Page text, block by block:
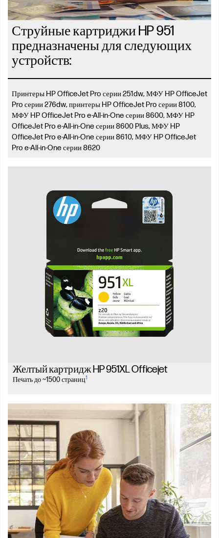
Струйные картриджи HP 951
предназначены для следующих
устройств:
Принтеры HP OfficeJet Pro серии 251dw, МФУ HP OfficeJet
Pro серии 276dw, принтеры HP OfficeJet Pro серии 8100,
МФУ HP OfficeJet Pro e-All-in-One серии 8600, МФУ HP
OfficeJet Pro e-All-in-One серии 8600 Plus, МФУ HP
OfficeJet Pro e-All-in-One серии 8610, МФУ HP OfficeJet
Pro e-All-in-One серии 8620
Желтый картридж HP 951XL Officejet
Печать до ~1500 страниц1